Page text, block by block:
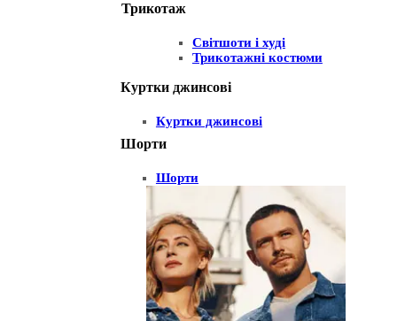
Трикотаж
Світшоти і худі
Трикотажні костюми
Куртки джинсові
Куртки джинсові
Шорти
Шорти